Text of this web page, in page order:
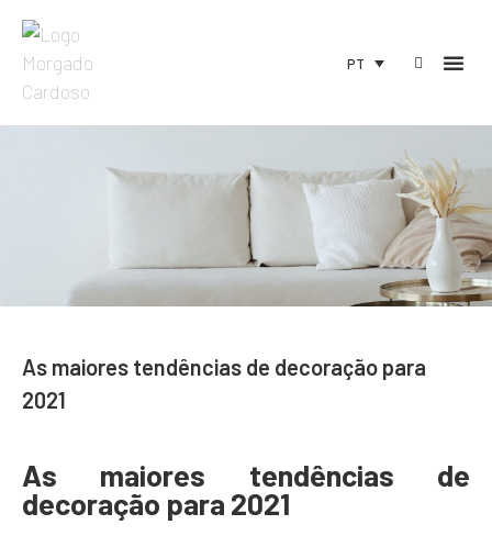
PT
As maiores tendências de decoração para
2021
As maiores tendências de
decoração para 2021